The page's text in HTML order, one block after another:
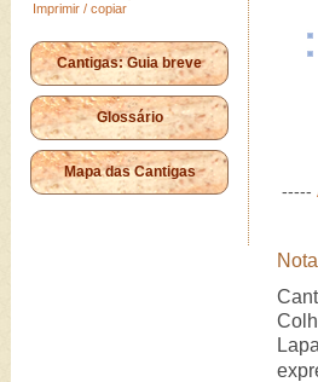
Imprimir / copiar
Cantigas: Guia breve
Glossário
Mapa das Cantigas
-----
Lapa